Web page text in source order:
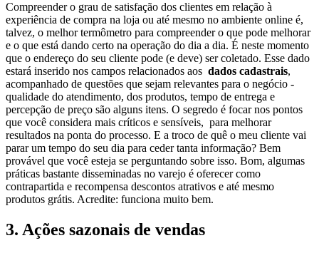
Compreender o grau de satisfação dos clientes em relação à
experiência de compra na loja ou até mesmo no ambiente online é,
talvez, o melhor termômetro para compreender o que pode melhorar
e o que está dando certo na operação do dia a dia. É neste momento
que o endereço do seu cliente pode (e deve) ser coletado. Esse dado
estará inserido nos campos relacionados aos dados cadastrais,
acompanhado de questões que sejam relevantes para o negócio -
qualidade do atendimento, dos produtos, tempo de entrega e
percepção de preço são alguns itens. O segredo é focar nos pontos
que você considera mais críticos e sensíveis, para melhorar
resultados na ponta do processo. E a troco de quê o meu cliente vai
parar um tempo do seu dia para ceder tanta informação? Bem
provável que você esteja se perguntando sobre isso. Bom, algumas
práticas bastante disseminadas no varejo é oferecer como
contrapartida e recompensa descontos atrativos e até mesmo
produtos grátis. Acredite: funciona muito bem.
3. Ações sazonais de vendas